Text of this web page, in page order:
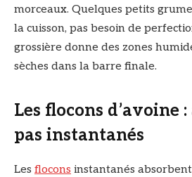
morceaux. Quelques petits
la cuisson, pas besoin de
grossière donne des zones
sèches dans la barre finale.
Les flocons d’avoine
pas instantanés
Les flocons instantanés